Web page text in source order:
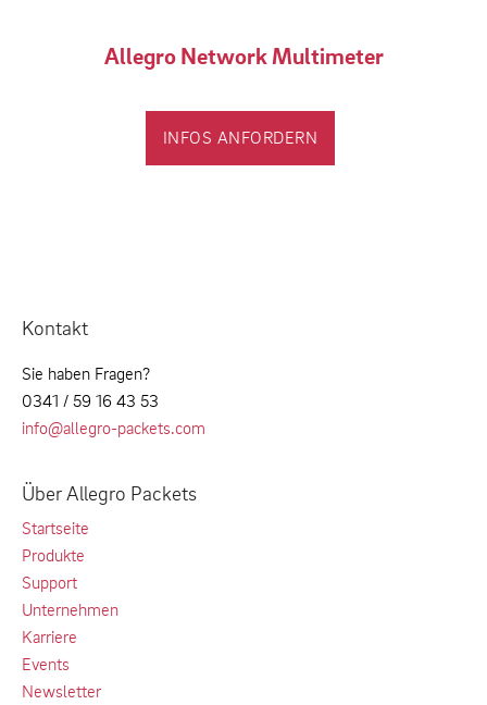
Allegro Network Multimeter
INFOS ANFORDERN
Kontakt
Sie haben Fragen?
0341 / 59 16 43 53
info@allegro-packets.com
Über Allegro Packets
Startseite
Produkte
Support
Unternehmen
Karriere
Events
Newsletter